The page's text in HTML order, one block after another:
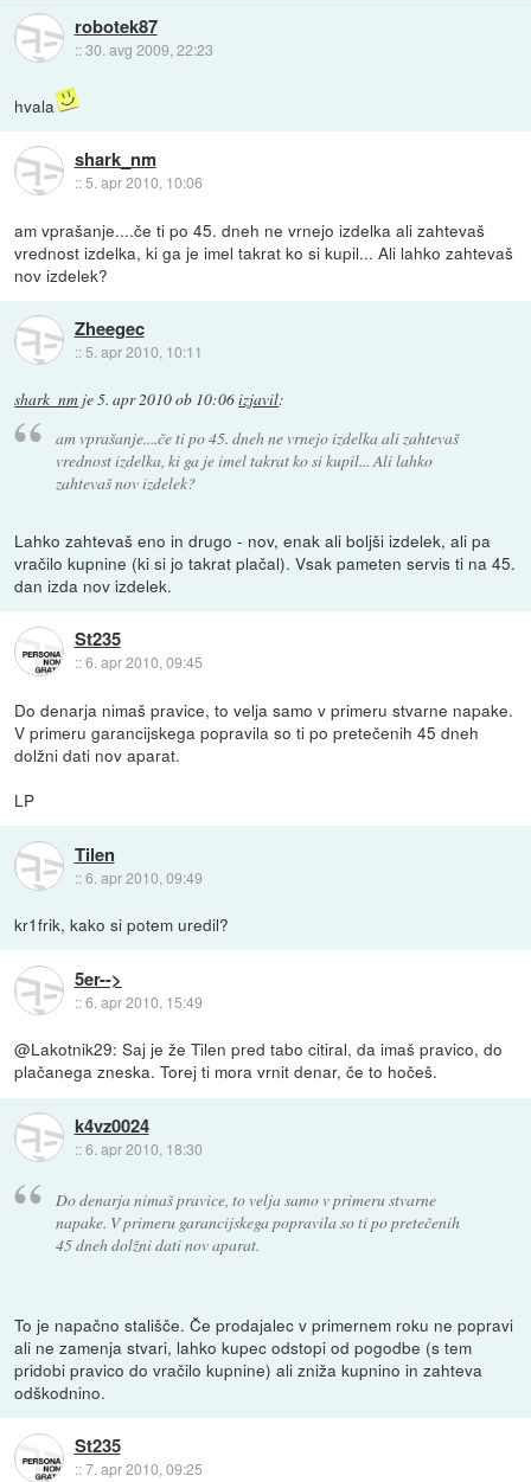
robotek87
::30. avg 2009, 22:23
hvala
shark_nm
::5. apr 2010, 10:06
am vprašanje....če ti po 45. dneh ne vrnejo izdelka ali zahtevaš
vrednost izdelka, ki ga je imel takrat ko si kupil... Ali lahko zahtevaš
nov izdelek?
Zheegec
:: 5. apr 2010, 10:11
shark_nm je5. apr 2010 ob 10:06izjavil:
am vprašanje....če ti po 45. dneh ne vrnejo izdelka ali zahtevaš
vrednost izdelka, ki ga je imel takrat ko si kupil... Ali lahko
zahtevaš nov izdelek?
Lahko zahtevaš eno in drugo - nov, enak ali boljši izdelek, ali pa
vračilo kupnine (ki si jo takrat plačal). Vsak pameten servis ti na 45.
dan izda nov izdelek.
St235
::6. apr 2010, 09:45
Do denarja nimaš pravice, to velja samo v primeru stvarne napake.
V primeru garancijskega popravila so ti po pretečenih 45 dneh
dolžni dati nov aparat.
LP
Tilen
::6. apr 2010, 09:49
kr1frik, kako si potem uredil?
5er-->
::6. apr 2010, 15:49
@Lakotnik29: Saj je že Tilen pred tabo citiral, da imaš pravico, do
plačanega zneska. Torej ti mora vrnit denar, če to hočeš.
k4vz0024
::6. apr 2010, 18:30
Do denarja nimaš pravice, to velja samo v primeru stvarne
napake. V primeru garancijskega popravila so ti po pretečenih
45 dneh dolžni dati nov aparat.
To je napačno stališče. Če prodajalec v primernem roku ne popravi
ali ne zamenja stvari, lahko kupec odstopi od pogodbe (s tem
pridobi pravico do vračilo kupnine) ali zniža kupnino in zahteva
odškodnino.
St235
::7. apr 2010, 09:25